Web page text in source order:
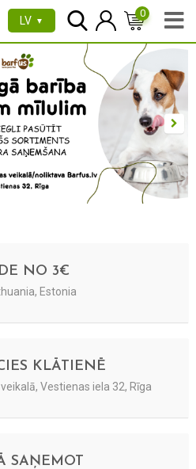
LV ▼
0
NO 3€
Estonia
KLĀTIENĒ
Vestienas iela 32, Rīga
SAŅEMOT